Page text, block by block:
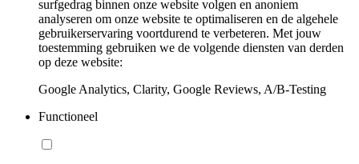
surfgedrag binnen onze website volgen en anoniem
analyseren om onze website te optimaliseren en de algehele
gebruikerservaring voortdurend te verbeteren. Met jouw
toestemming gebruiken we de volgende diensten van derden
op deze website:
Google Analytics, Clarity, Google Reviews, A/B-Testing
Functioneel